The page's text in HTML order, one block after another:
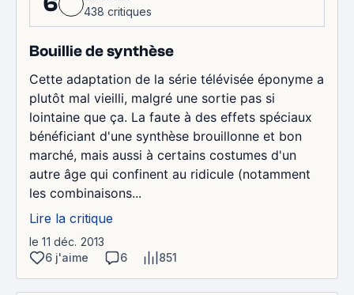
438 critiques
Bouillie de synthèse
Cette adaptation de la série télévisée éponyme a
plutôt mal vieilli, malgré une sortie pas si
lointaine que ça. La faute à des effets spéciaux
bénéficiant d'une synthèse brouillonne et bon
marché, mais aussi à certains costumes d'un
autre âge qui confinent au ridicule (notamment
les combinaisons...
Lire la critique
le 11 déc. 2013
6 j'aime
6 851